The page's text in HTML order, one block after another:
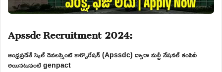
Apssdc Recruitment 2024:
ఆంధ్రప్రదేశ్ స్కిల్ డెవలప్మెంట్ కార్పొరేషన్ (Apssdc) ద్వారా మల్టీ నేషనల్ కంపెనీ
అయినటువంటి genpact